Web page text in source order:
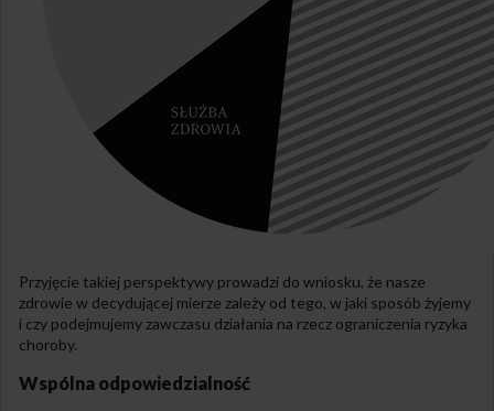
Przyjęcie takiej perspektywy prowadzi do wniosku, że nasze
zdrowie w decydującej mierze zależy od tego, w jaki sposób żyjemy
i czy podejmujemy zawczasu działania na rzecz ograniczenia ryzyka
choroby.
Wspólna odpowiedzialność